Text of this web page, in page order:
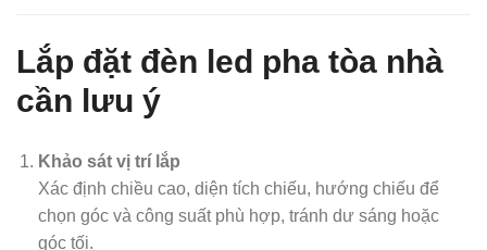
Lắp đặt đèn led pha tòa nhà
cần lưu ý
Khảo sát vị trí lắp
Xác định chiều cao, diện tích chiếu, hướng chiếu để
chọn góc và công suất phù hợp, tránh dư sáng hoặc
góc tối.